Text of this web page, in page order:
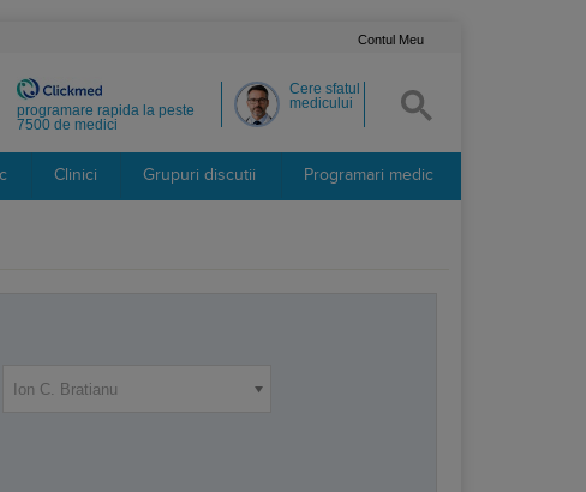
Contul Meu
Cere sfatul
medicului
programare rapida la peste
7500 de medici
Clinici Grupuri discutii Programari medic
Ion C. Bratianu